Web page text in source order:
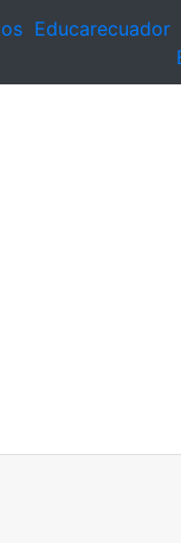
Educarecuador